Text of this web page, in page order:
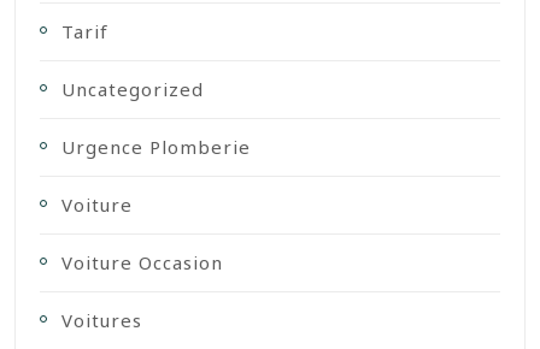
Tarif
Uncategorized
Urgence Plomberie
Voiture
Voiture Occasion
Voitures